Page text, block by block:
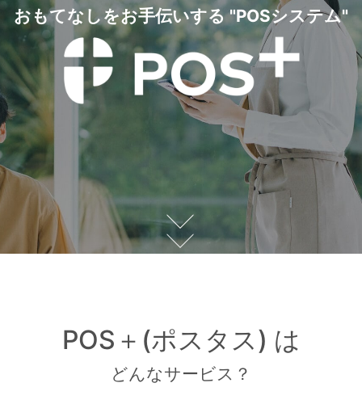
お もてな し をお手伝いする "POSシステム"
POS＋(ポスタス) は
どんなサービス？